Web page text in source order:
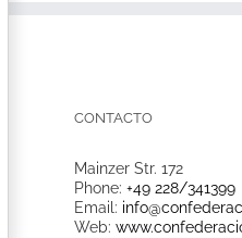
CONTACTO
Mainzer Str. 172
Phone: +49 228/341399
Email:
Web: